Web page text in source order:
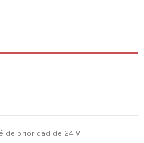
de prioridad de 24 V